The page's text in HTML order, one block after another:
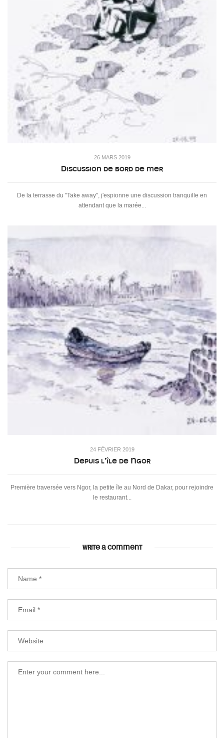
26 MARS 2019
Discussion de bord de mer
De la terrasse du "Take away", j'espionne une discussion tranquille en
attendant que la marée...
24 FÉVRIER 2019
Depuis l’île de Ngor
Première traversée vers Ngor, la petite île au Nord de Dakar, pour rejoindre
le restaurant...
WRITE A COMMENT